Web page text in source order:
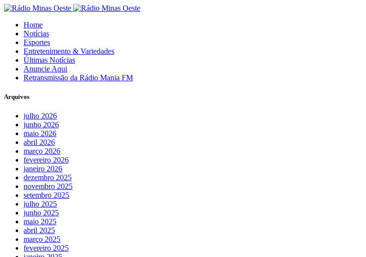
Home
Notícias
Esportes
Entretenimento & Variedades
Últimas Notícias
Anuncie Aqui
Retransmissão da Rádio Mania FM
Arquivos
julho 2026
junho 2026
maio 2026
abril 2026
março 2026
fevereiro 2026
janeiro 2026
dezembro 2025
novembro 2025
setembro 2025
julho 2025
junho 2025
maio 2025
abril 2025
março 2025
fevereiro 2025